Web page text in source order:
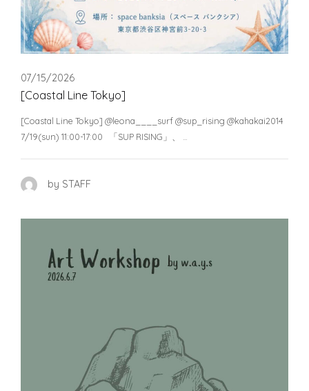
07/15/2026
[Coastal Line Tokyo]
[Coastal Line Tokyo] @leona____surf @sup_rising @kahakai2014
7/19(sun) 11:00-17:00 「SUP RISING」、 …
by STAFF